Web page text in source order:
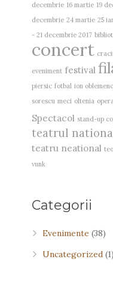
decembrie 16 martie 19
decembrie 24 martie 25
- 21 decembrie 2017
concert
eveniment festival
piersic fotbal ion
sorescu meci oltenia
Spectacol stand-up
teatrul
teatru neational teo
vunk
Categorii
Evenimente (38)
Uncategorized (1)